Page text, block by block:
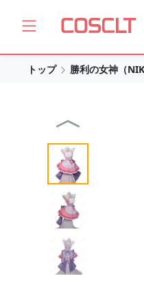
トップ 勝利の女神（